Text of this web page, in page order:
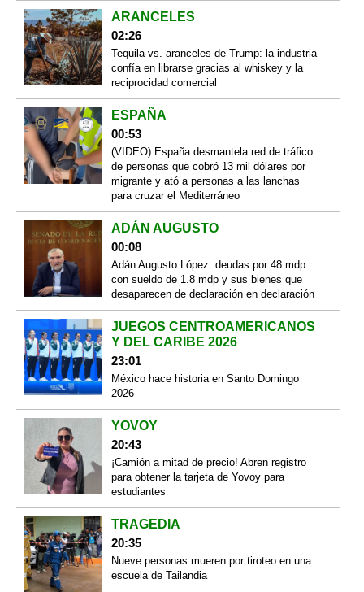
ARANCELES
02:26
Tequila vs. aranceles de Trump: la industria
confía en librarse gracias al whiskey y la
reciprocidad comercial
ESPAÑA
00:53
(VIDEO) España desmantela red de tráfico
de personas que cobró 13 mil dólares por
migrante y ató a personas a las lanchas
para cruzar el Mediterráneo
ADÁN AUGUSTO
00:08
Adán Augusto López: deudas por 48 mdp
con sueldo de 1.8 mdp y sus bienes que
desaparecen de declaración en declaración
JUEGOS CENTROAMERICANOS
Y DEL CARIBE 2026
23:01
México hace historia en Santo Domingo
2026
YOVOY
20:43
¡Camión a mitad de precio! Abren registro
para obtener la tarjeta de Yovoy para
estudiantes
TRAGEDIA
20:35
Nueve personas mueren por tiroteo en una
escuela de Tailandia